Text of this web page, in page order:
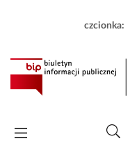
czcionka: